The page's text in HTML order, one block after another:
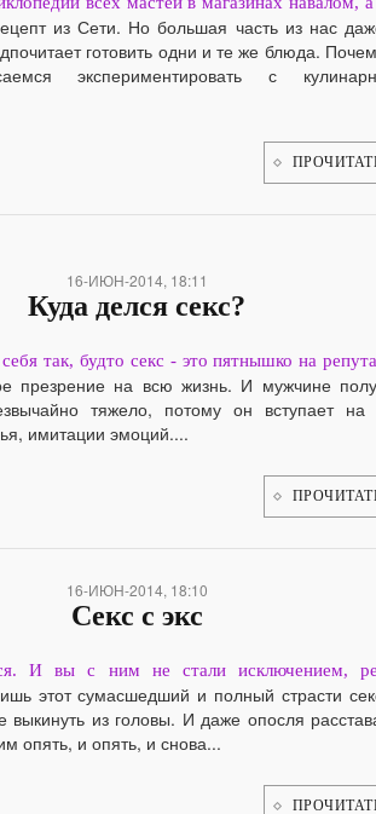
из Сети. Но большая часть из нас
готовить одни и те же блюда.
экспериментировать с
16-ИЮН-2014, 18:11
Куда делся секс?
так, будто секс - это пятнышко на
презрение на всю жизнь. И мужчине
тяжело, потому он вступает на
имитации эмоций....
16-ИЮН-2014, 18:10
Секс с экс
И вы с ним не стали исключением,
этот сумасшедший и полный страсти
выкинуть из головы. И даже опосля
опять, и опять, и снова...